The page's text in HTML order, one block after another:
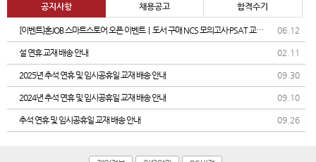
공지사항 채용공고 합격수기
[이벤트]혼JOB 스마트스토어 오픈 이벤트｜도서 구매 NCS 모의고사·PSAT 교재
증정
06.12
설 연휴 교재 배송 안내 02.11
2025년 추석 연휴 및 임시공휴일 교재 배송 안내 09.30
2024년 추석 연휴 및 임시공휴일 교재 배송 안내 09.10
추석 연휴 및 임시공휴일 교재 배송 안내 09.26